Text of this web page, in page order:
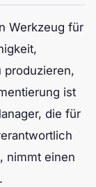
Werkzeug für
produzieren,
ist
die für
nimmt einen